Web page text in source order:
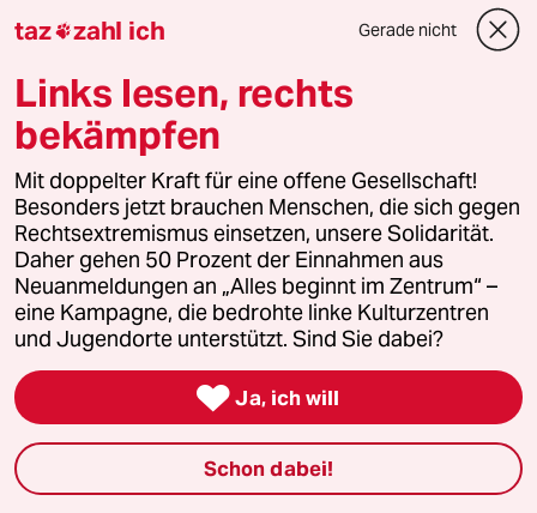
N Nachtsonne
26.09.2023,14:01 Uhr
Wenn man sich nicht einmal auf so etwas wie
eine simple Bilanzierung der Energiemengen
einigen kann, dann wird es aber duster. Wenn
ich mir die Frage stelle, ob ich ausreichend
Kraftwerkkapazität habe, dann schaue ich auf
die physikalische Bilanz. Importierte Energie :=
Eigenverbrauch - Eigenerzeugung +
Eigenenergieverbrauchstransportverluste. Und
ja, wenn man ein Kraftwerk abschaltet, dann
produziert man entweder selbst an neuer
Stelle Energie oder man geht einkaufen.
Ideologisch bedingte Unwahrheiten haben
physikalisch kurze Beine. Und nein, wir werden
taz zahl ich Gerade nicht
Links lesen, rechts
bekämpfen
Mit doppelter Kraft für eine offene Gesellschaft!
Besonders jetzt brauchen Menschen, die sich gegen
Rechtsextremismus einsetzen, unsere Solidarität.
Daher gehen 50 Prozent der Einnahmen aus
Neuanmeldungen an „Alles beginnt im Zentrum“ –
eine Kampagne, die bedrohte linke Kulturzentren
und Jugendorte unterstützt. Sind Sie dabei?
 Ja, ich will
Schon dabei!